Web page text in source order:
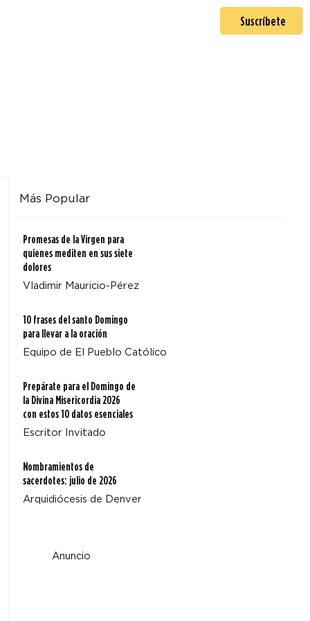
Suscríbete
Más Popular
Promesas de la Virgen para
quienes mediten en sus siete
dolores
Vladimir Mauricio-Pérez
10 frases del santo Domingo
para llevar a la oración
Equipo de El Pueblo Católico
Prepárate para el Domingo de
la Divina Misericordia 2026
con estos 10 datos esenciales
Escritor Invitado
Nombramientos de
sacerdotes: julio de 2026
Arquidiócesis de Denver
Anuncio